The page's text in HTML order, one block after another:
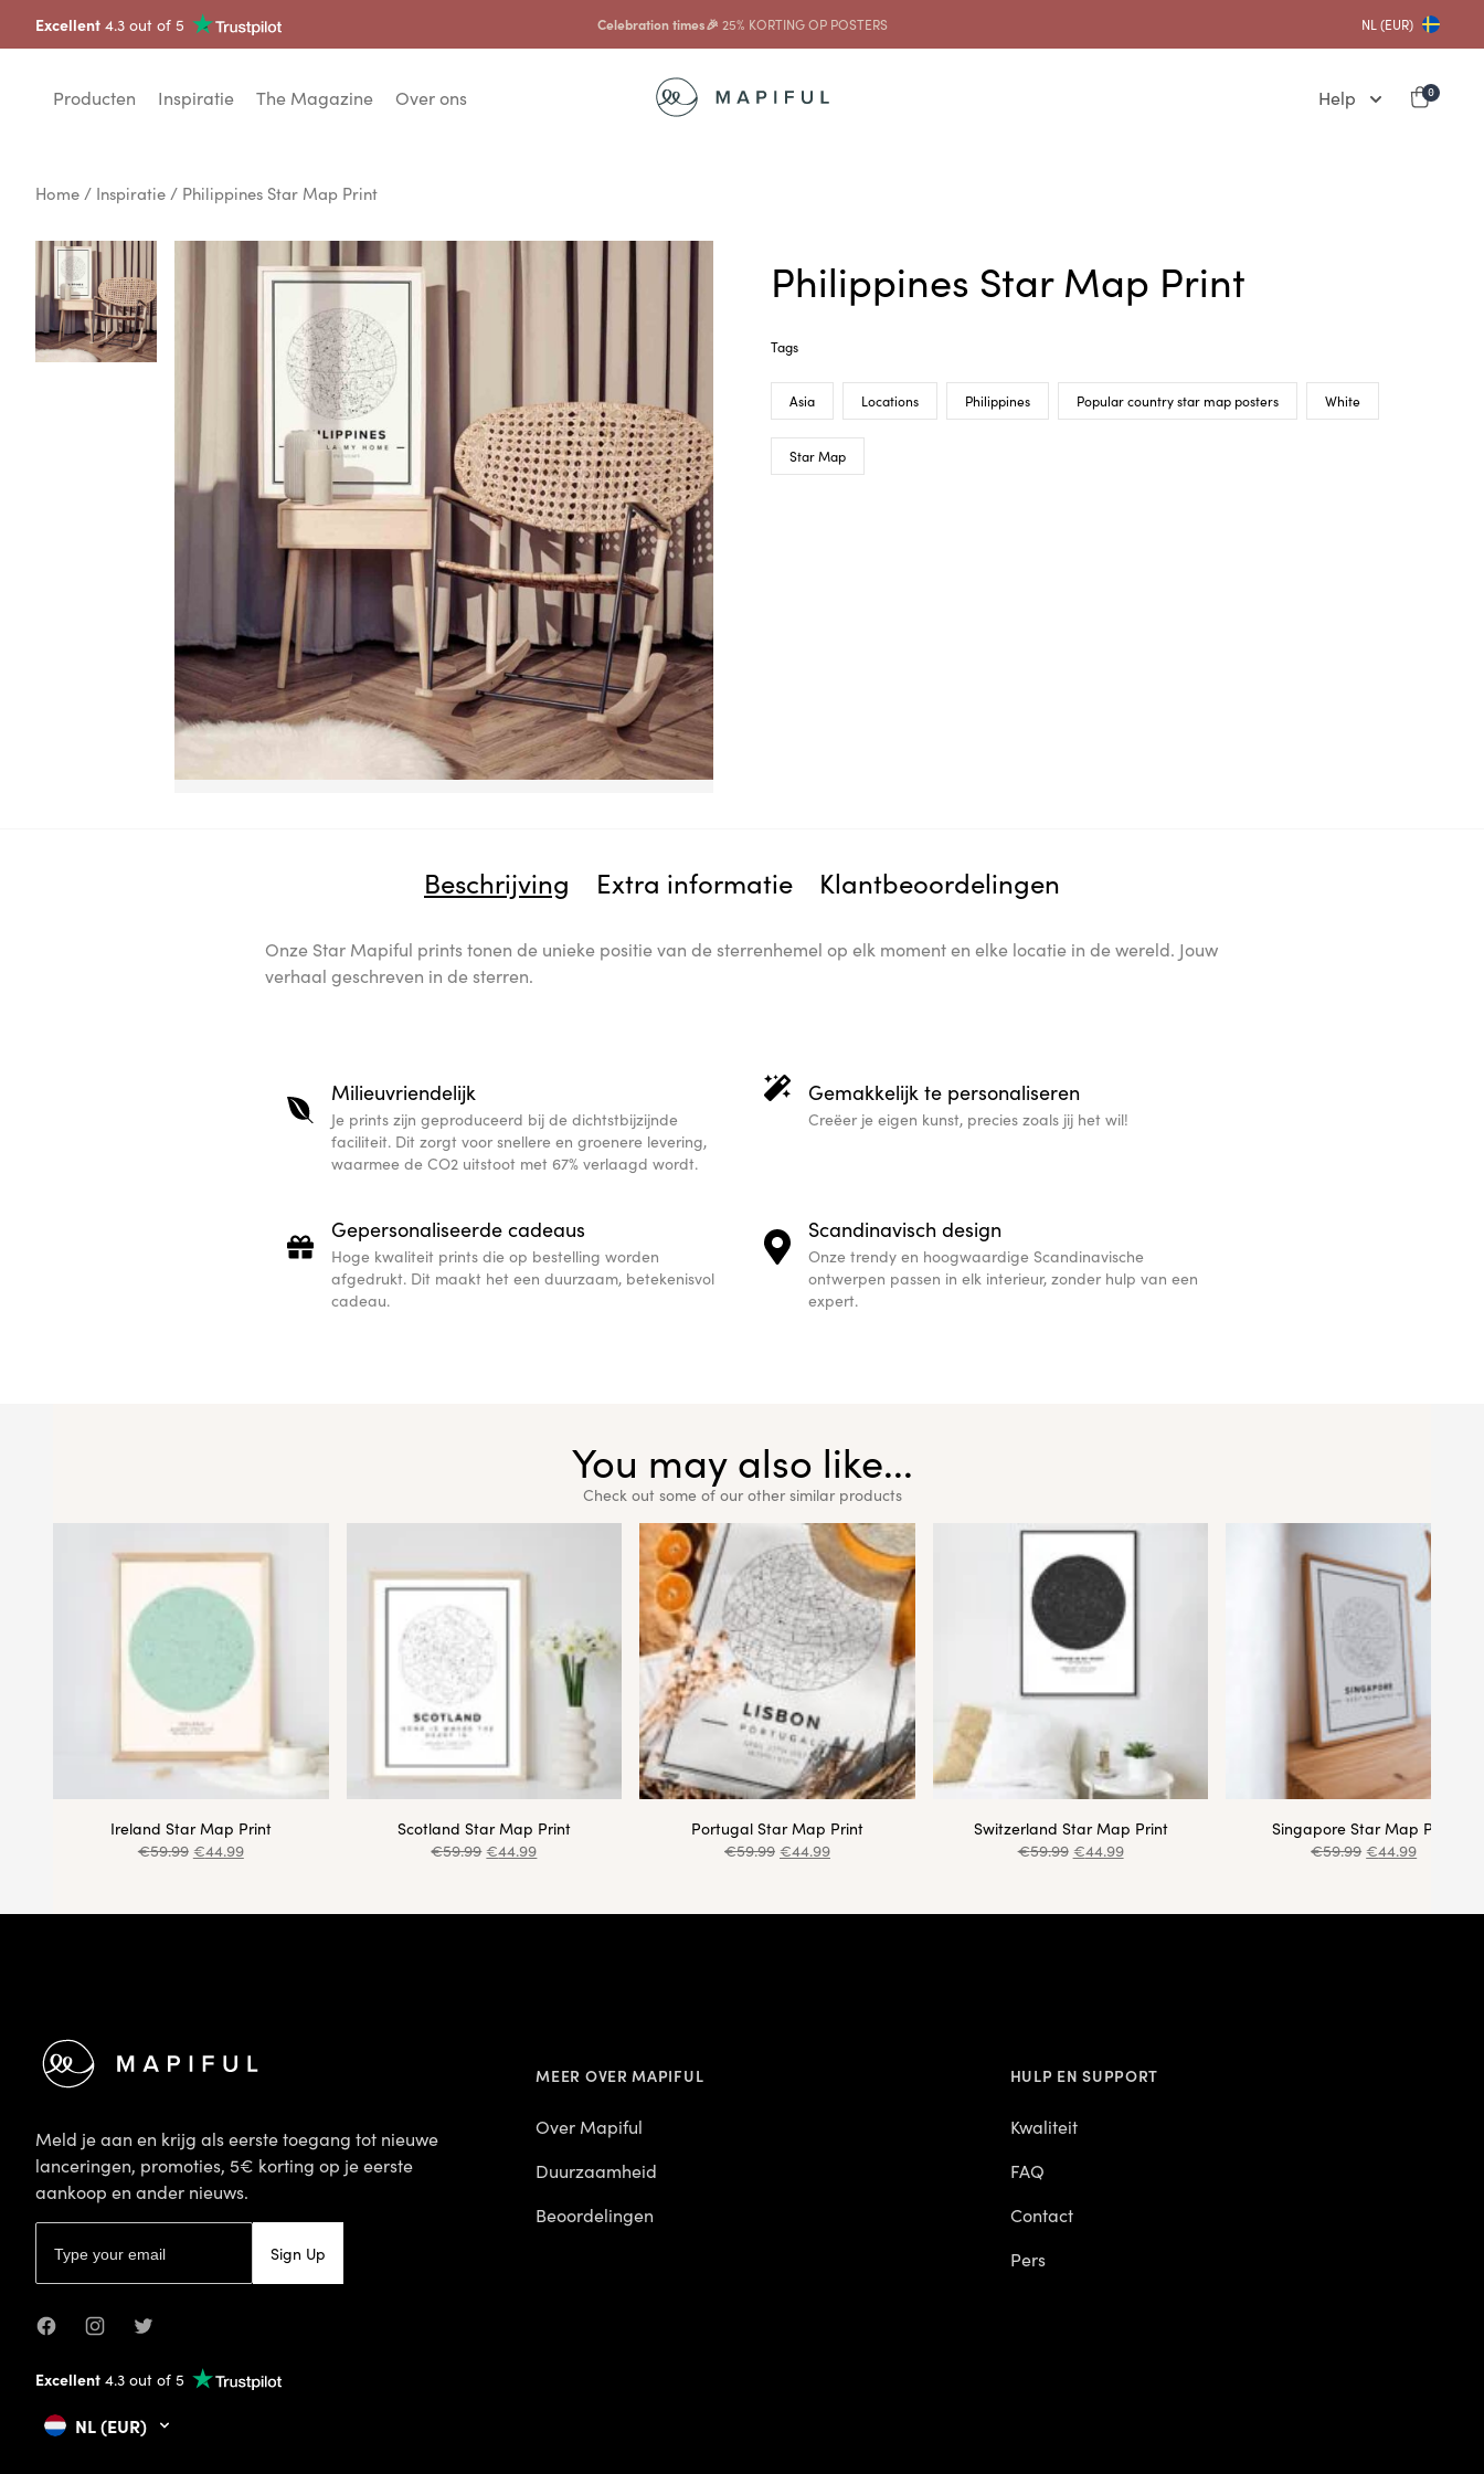
Excellent 4.3 out of 5 Celebration times🎉 25% KORTING OP POSTERS NL (EUR)
Producten Inspiratie The Magazine Over ons Help 0
Home / Inspiratie / Philippines Star Map Print
Philippines Star Map Print
Tags
Asia Locations Philippines Popular country star map posters White
Star Map
Beschrijving Extra informatie Klantbeoordelingen
Onze Star Mapiful prints tonen de unieke positie van de sterrenhemel op elk moment en elke locatie in de wereld. Jouw
verhaal geschreven in de sterren.
Milieuvriendelijk
Je prints zijn geproduceerd bij de dichtstbijzijnde
faciliteit. Dit zorgt voor snellere en groenere levering,
waarmee de CO2 uitstoot met 67% verlaagd wordt.
Gemakkelijk te personaliseren
Creëer je eigen kunst, precies zoals jij het wil!
Gepersonaliseerde cadeaus
Hoge kwaliteit prints die op bestelling worden
afgedrukt. Dit maakt het een duurzaam, betekenisvol
cadeau.
Scandinavisch design
Onze trendy en hoogwaardige Scandinavische
ontwerpen passen in elk interieur, zonder hulp van een
expert.
You may also like...
Check out some of our other similar products
Ireland Star Map Print
€59.99 €44.99
Scotland Star Map Print
€59.99 €44.99
Portugal Star Map Print
€59.99 €44.99
Switzerland Star Map Print
€59.99 €44.99
Singapore Star Map Print
€59.99 €44.99
Meld je aan en krijg als eerste toegang tot nieuwe
lanceringen, promoties, 5€ korting op je eerste
aankoop en ander nieuws.
Sign Up
FacebookInstagramTwitter
Excellent 4.3 out of 5
NL (EUR)
MEER OVER MAPIFUL
Over Mapiful
Duurzaamheid
Beoordelingen
HULP EN SUPPORT
Kwaliteit
FAQ
Contact
Pers